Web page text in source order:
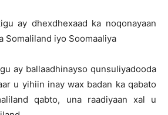
ay dhexdhexaad ka noqonayaan
Somaliland iyo Soomaaliya
ay ballaadhinayso qunsuliyadooda
u yihiin inay wax badan ka qabato
qabto, una raadiyaan xal u